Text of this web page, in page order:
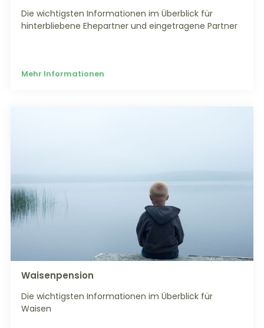
Die wichtigsten Informationen im Überblick für
hinterbliebene Ehepartner und eingetragene Partner
Mehr Informationen
Waisenpension
Die wichtigsten Informationen im Überblick für
Waisen